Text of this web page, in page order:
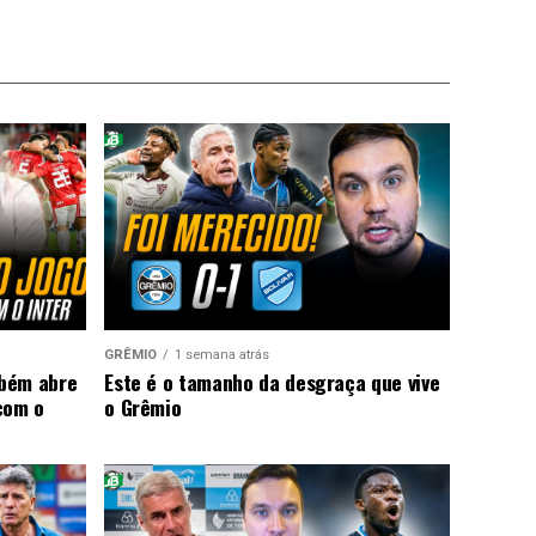
abre
o
GRÊMIO 1 semana atrás
Este é o tamanho da desgraça que vive
o Grêmio